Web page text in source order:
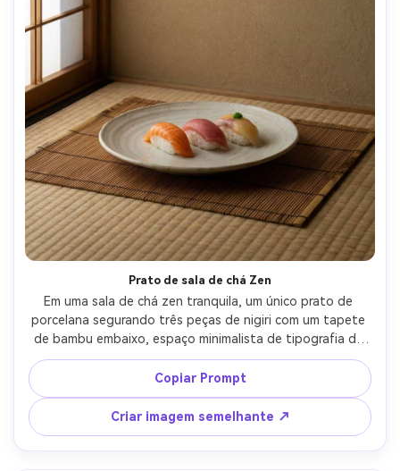
Prato de sala de chá Zen
Em uma sala de chá zen tranquila, um único prato de
porcelana segurando três peças de nigiri com um tapete
de bambu embaixo, espaço minimalista de tipografia de
folha de ouro no topo, parede bege silenciada, luz
ambiente suave com suave queda de sombra, Sony A7IV
55mm f/1.8, composição centrada, humor calmo e
consciente, texturas realistas, sombras naturais, alta
resolução, foco nítido-AR 4:5
Copiar Prompt
Criar imagem semelhante ↗